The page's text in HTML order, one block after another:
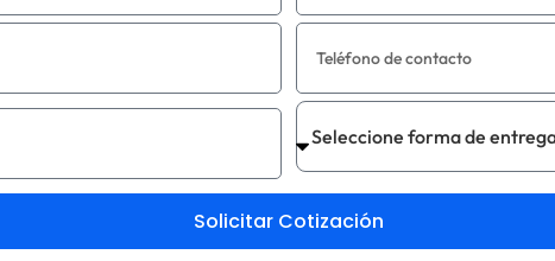
Solicitar Cotización